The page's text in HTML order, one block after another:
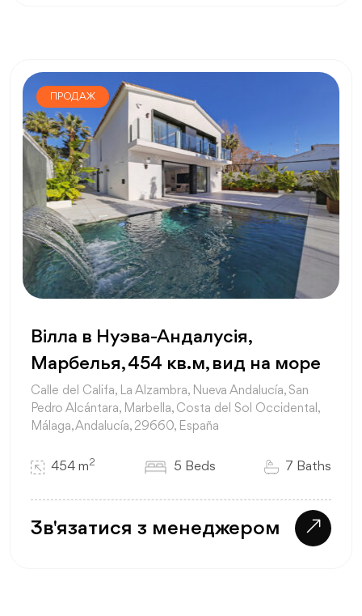
ПРОДАЖ
Вілла в Нуэва-Андалусія,
Марбелья, 454 кв.м, вид на море
Calle del Califa, La Alzambra, Nueva Andalucía, San
Pedro Alcántara, Marbella, Costa del Sol Occidental,
Málaga, Andalucía, 29660, España
454 m2 5 Beds 7 Baths
Зв'язатися з менеджером